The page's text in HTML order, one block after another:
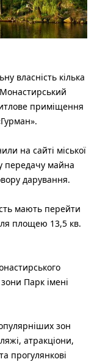
власність кілька
Монастирський
приміщення
на сайті міської
передачу майна
дарування.
мають перейти
площею 13,5 кв.
Парк імені
зон
атракціони,
прогулянкові